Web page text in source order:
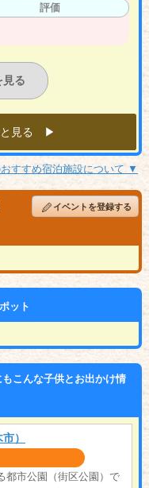
評価
見る
と見る ▶︎
すすめ宿泊施設について ▼
イベントを登録する
ット
こんな子供とお出かけ情
）
都市公園（街区公園）で